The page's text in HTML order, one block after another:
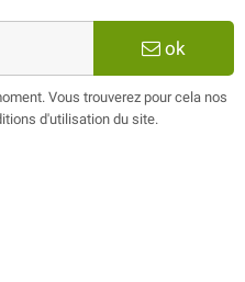
ok
Vous trouverez pour cela nos
d'utilisation du site.